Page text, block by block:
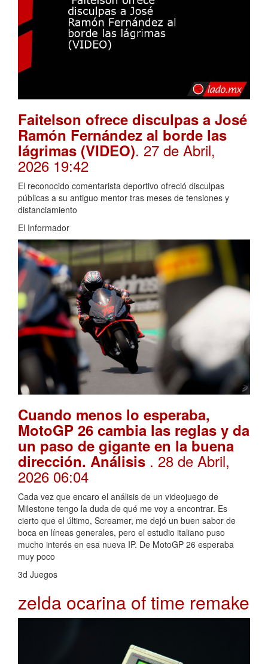
Faitelson ofrece disculpas a José
Ramón Fernández al borde las
lágrimas (VIDEO). 27 de Abril,
2026 19:42
El reconocido comentarista deportivo ofreció disculpas
públicas a su antiguo mentor tras meses de tensiones y
distanciamiento
El Informador
Cuando menos lo esperaba,
MotoGP 26 cambia las reglas y da
un paso de gigante en la buena
dirección. Análisis . 28 de Abril,
2026 06:04
Cada vez que encaro el análisis de un videojuego de
Milestone tengo la duda de qué me voy a encontrar. Es
cierto que el último, Screamer, me dejó un buen sabor de
boca en líneas generales, pero el estudio italiano puso
mucho interés en esa nueva IP. De MotoGP 26 esperaba
muy poco
3d Juegos
zelda ocarina of time remake